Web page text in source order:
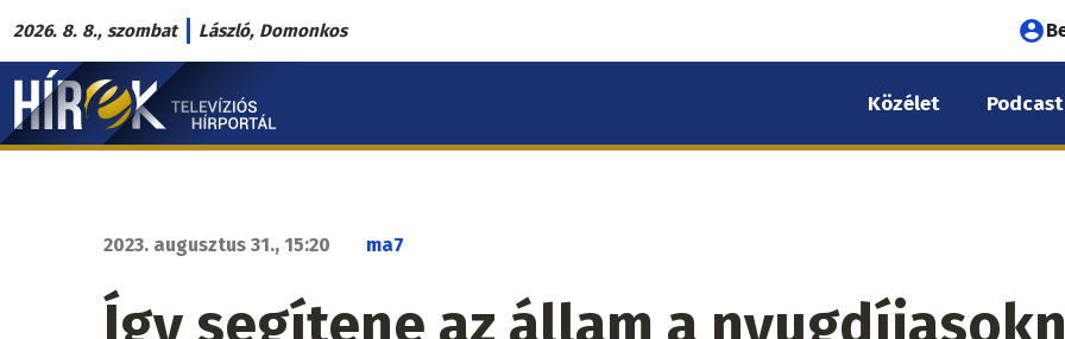
Ugrás
a
tartalomra
2026. 8. 8., szombat László, Domonkos
Hírek.sk
fő
Közélet Podcast
2023. augusztus 31., 15:20 ma7
Így segítene az állam a